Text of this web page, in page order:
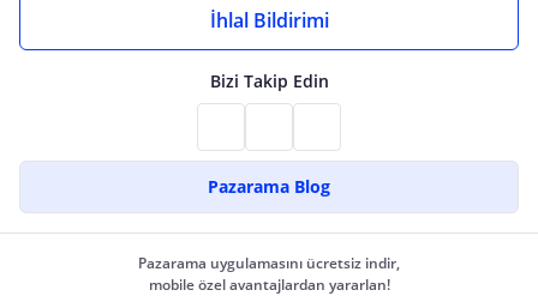
İhlal Bildirimi
Bizi Takip Edin
Pazarama Blog
Pazarama uygulamasını ücretsiz indir,
mobile özel avantajlardan yararlan!